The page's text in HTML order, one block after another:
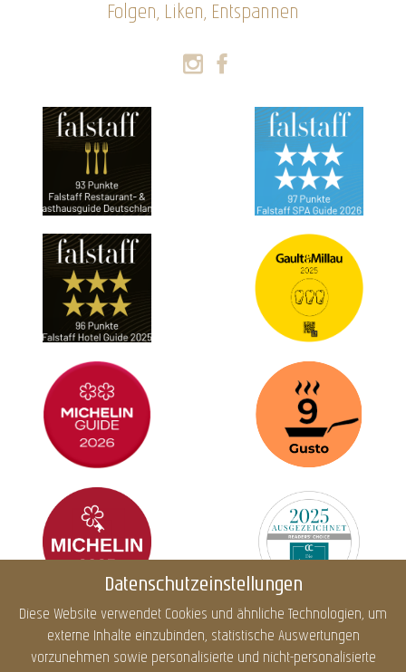
Datenschutzeinstellungen
Diese Website verwendet Cookies und ähnliche Technologien, um
externe Inhalte einzubinden, statistische Auswertungen
vorzunehmen sowie personalisierte und nicht-personalisierte
Folgen, Liken, Entspannen
Impressum Datenschutz Cookies
Barrierefreiheit